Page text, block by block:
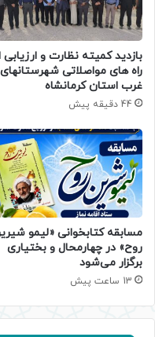
بازدید کمیته نظارت و ارزیابی
راه های مواصلاتی شهرستانهای
غرب استان کرمانشاه
44 دقیقه پیش
مسابقه کتابخوانی «لیمو
روح» در چهارمحال و بختیاری
برگزار می‌شود
13 ساعت پیش